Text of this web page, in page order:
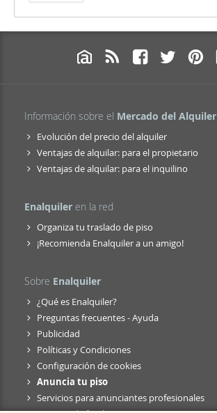
Información sobre el Mercado del Alquiler
Evolución del precio del alquiler
Ventajas de alquilar: para el propietario
Ventajas de alquilar: para el inquilino
Enalquiler en la red
Organiza tu traslado de piso
¡Recomienda Enalquiler a un amigo!
Sobre Enalquiler
¿Qué es Enalquiler?
Preguntas frecuentes - Ayuda
Publicidad
Políticas y Condiciones
Configuración de cookies
Anuncia tu piso
Servicios para anunciantes profesionales